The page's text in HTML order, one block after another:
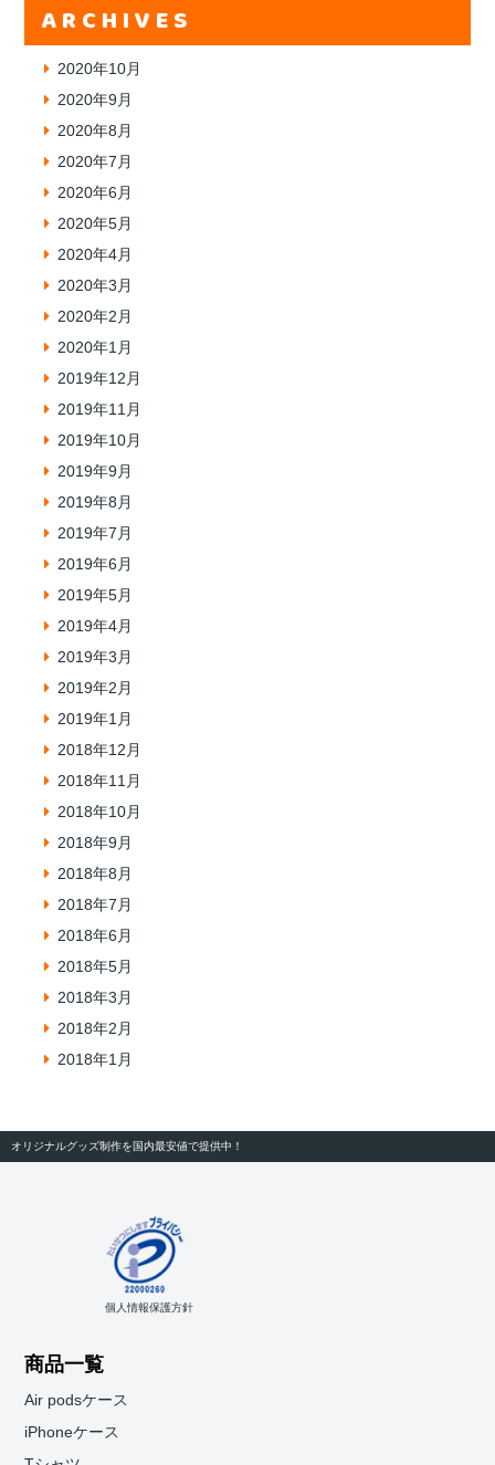
ARCHIVES
2020年10月
2020年9月
2020年8月
2020年7月
2020年6月
2020年5月
2020年4月
2020年3月
2020年2月
2020年1月
2019年12月
2019年11月
2019年10月
2019年9月
2019年8月
2019年7月
2019年6月
2019年5月
2019年4月
2019年3月
2019年2月
2019年1月
2018年12月
2018年11月
2018年10月
2018年9月
2018年8月
2018年7月
2018年6月
2018年5月
2018年3月
2018年2月
2018年1月
オリジナルグッズ制作を国内最安値で提供中！
個人情報保護方針
商品一覧
Air podsケース
iPhoneケース